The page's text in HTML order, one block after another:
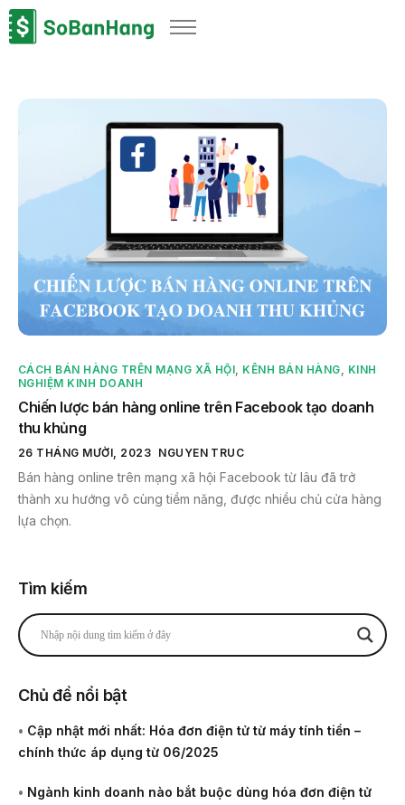
Sản phẩm
Thông tin thuế
CÁCH BÁN HÀNG TRÊN MẠNG XÃ HỘI, KÊNH BÁN HÀNG, KINH
NGHIỆM KINH DOANH
Chiến lược bán hàng online trên Facebook tạo doanh
thu khủng
26 THÁNG MƯỜI, 2023 NGUYEN TRUC
Bán hàng online trên mạng xã hội Facebook từ lâu đã trở
thành xu hướng vô cùng tiềm năng, được nhiều chủ cửa hàng
lựa chọn.
Tìm kiếm
Chủ đề nổi bật
• Cập nhật mới nhất: Hóa đơn điện tử từ máy tính tiền –
chính thức áp dụng từ 06/2025
• Ngành kinh doanh nào bắt buộc dùng hóa đơn điện tử